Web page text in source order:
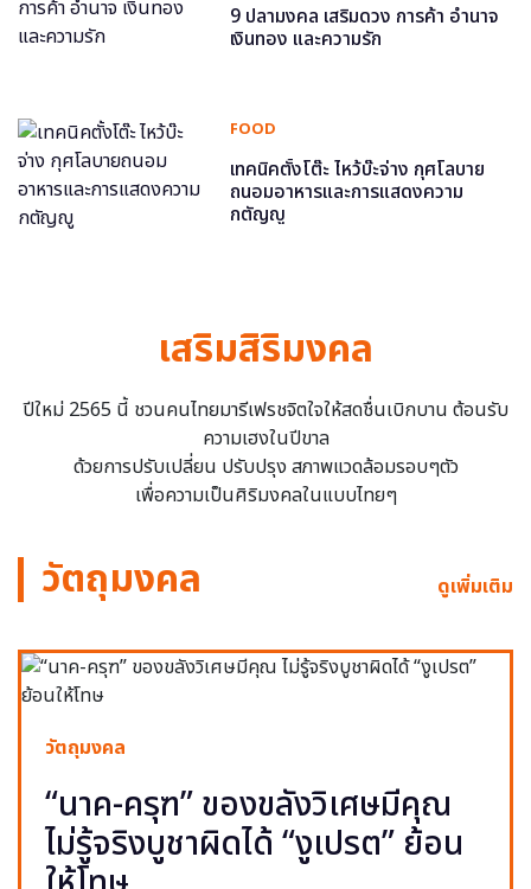
9 ปลามงคล เสริมดวง การค้า อำนาจ
เงินทอง และความรัก
FOOD
เทคนิคตั้งโต๊ะ ไหว้บ๊ะจ่าง กุศโลบาย
ถนอมอาหารและการแสดงความ
กตัญญู
เสริมสิริมงคล
ปีใหม่ 2565 นี้ ชวนคนไทยมารีเฟรชจิตใจให้สดชื่นเบิกบาน ต้อนรับ
ความเฮงในปีขาล
ด้วยการปรับเปลี่ยน ปรับปรุง สภาพแวดล้อมรอบๆตัว
เพื่อความเป็นศิริมงคลในแบบไทยๆ
วัตถุมงคล ดูเพิ่มเติม
วัตถุมงคล
“นาค-ครุฑ” ของขลังวิเศษมีคุณ
ไม่รู้จริงบูชาผิดได้ “งูเปรต” ย้อน